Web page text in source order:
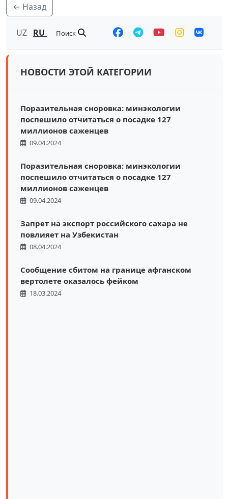
← Назад
UZ RU Поиск
НОВОСТИ ЭТОЙ КАТЕГОРИИ
Поразительная сноровка: минэкологии
поспешило отчитаться о посадке 127
миллионов саженцев
09.04.2024
Поразительная сноровка: минэкологии
поспешило отчитаться о посадке 127
миллионов саженцев
09.04.2024
Запрет на экспорт российского сахара не
повлияет на Узбекистан
08.04.2024
Сообщение сбитом на границе афганском
вертолете оказалось фейком
18.03.2024